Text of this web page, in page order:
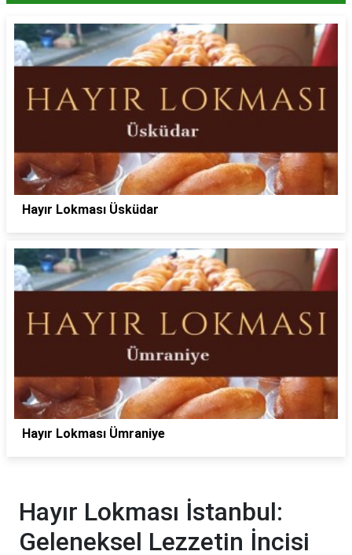
Hayır Lokması Üsküdar
Hayır Lokması Ümraniye
Hayır Lokması İstanbul:
Geleneksel Lezzetin İncisi